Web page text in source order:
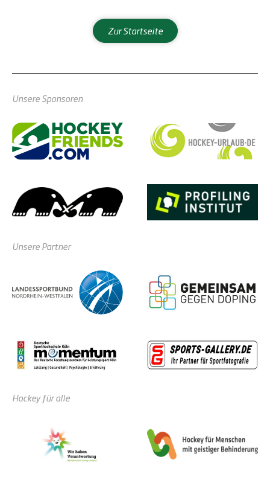
Zur Startseite
Unsere Sponsoren
Unsere Partner
Hockey für alle